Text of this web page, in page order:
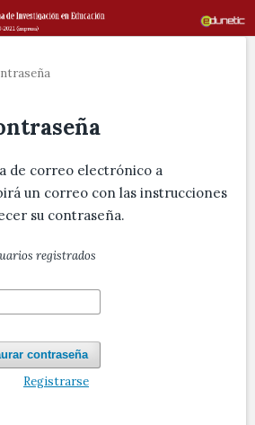
de correo electrónico a
un correo con las instrucciones
su contraseña.
registrados
contraseña
Registrarse